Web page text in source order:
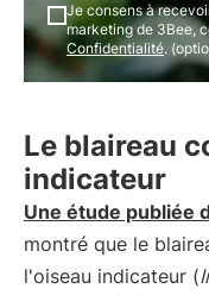
Je consens à
marketing de 3Bee,
Confidentialité.
Le blaireau
indicateur
Une étude publiée
montré que le
l'oiseau indicateur (